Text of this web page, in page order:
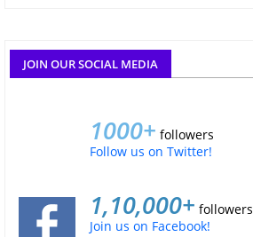
JOIN OUR SOCIAL MEDIA
1000+ followers
Follow us on Twitter!
1,10,000+ followers
Join us on Facebook!